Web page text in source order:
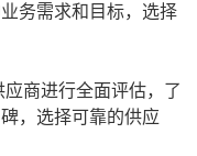
务需求和目标，选择
商进行全面评估，了
，选择可靠的供应